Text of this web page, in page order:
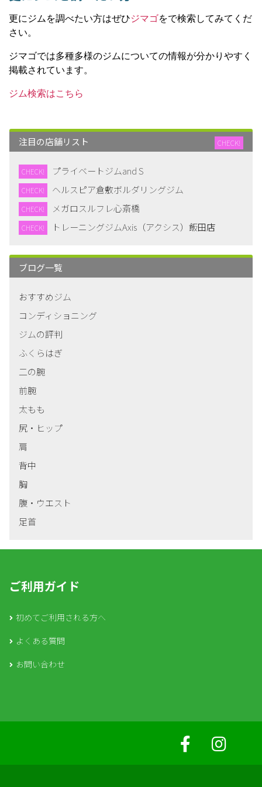
更にジムを調べたい方はぜひジマゴをで検索してみてくだ
さい。
ジマゴでは多種多様のジムについての情報が分かりやすく
掲載されています。
ジム検索はこちら
注目の店舗リスト CHECK!
CHECK! プライベートジムand S
CHECK! ヘルスピア倉敷ボルダリングジム
CHECK! メガロスルフレ心斎橋
CHECK! トレーニングジムAxis（アクシス）飯田店
ブログ一覧
おすすめジム
コンディショニング
ジムの評判
ふくらはぎ
二の腕
前腕
太もも
尻・ヒップ
肩
背中
胸
腹・ウエスト
足首
ご利用ガイド
初めてご利用される方へ
よくある質問
お問い合わせ